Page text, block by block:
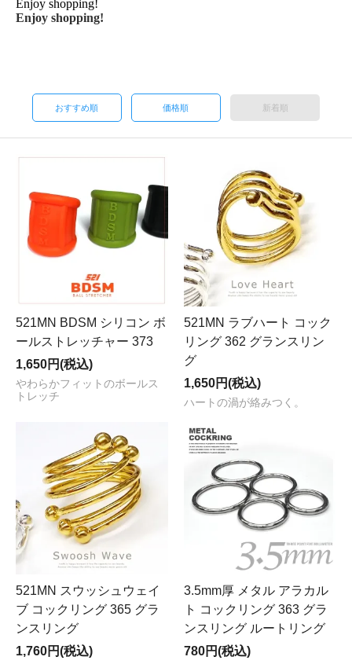
おすすめ順 価格順 新着順
521MN BDSM シリコン ボ
ールストレッチャー 373
1,650円(税込)
やわらかフィットのボールス
トレッチ
521MN ラブハート コック
リング 362 グランスリン
グ
1,650円(税込)
ハートの渦が絡みつく。
521MN スウッシュウェイ
ブ コックリング 365 グラ
ンスリング
1,760円(税込)
3.5mm厚 メタル アラカル
ト コックリング 363 グラ
ンスリング ルートリング
780円(税込)